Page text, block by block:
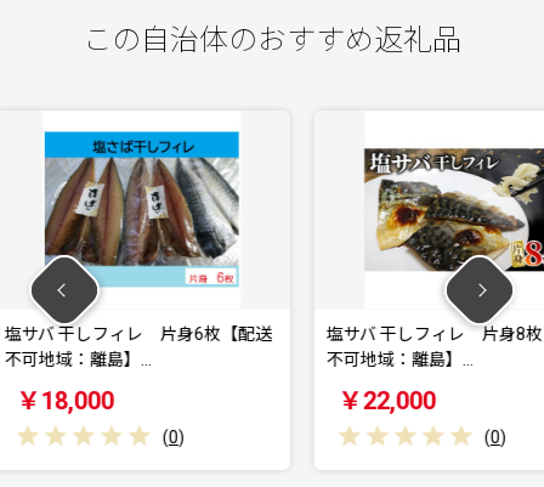
この自治体のおすすめ返礼品
身6枚【配送
0)
塩サバ 干しフィレ 片身8枚【配送
0)
さば